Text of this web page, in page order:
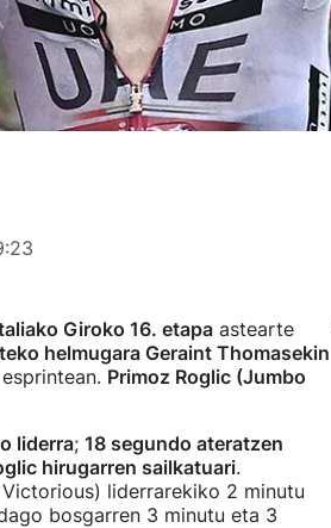
Giroko 16. etapa astearte
helmugara Geraint Thomasekin
Primoz Roglic (Jumbo
liderra; 18 segundo ateratzen
hirugarren sailkatuari.
liderrarekiko 2 minutu
bosgarren 3 minutu eta 3